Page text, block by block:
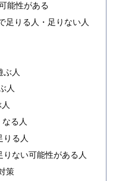
能性がある
足りる人・足りない人
ぶ人
人
る人
る人
ない可能性がある人
策